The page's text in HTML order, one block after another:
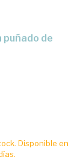
Disponible en